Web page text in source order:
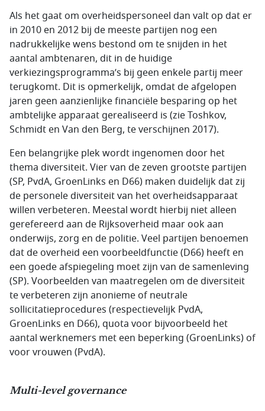
Als het gaat om overheidspersoneel dan valt op dat er
in 2010 en 2012 bij de meeste partijen nog een
nadrukkelijke wens bestond om te snijden in het
aantal ambtenaren, dit in de huidige
verkiezingsprogramma’s bij geen enkele partij meer
terugkomt. Dit is opmerkelijk, omdat de afgelopen
jaren geen aanzienlijke financiële besparing op het
ambtelijke apparaat gerealiseerd is (zie Toshkov,
Schmidt en Van den Berg, te verschijnen 2017).
Een belangrijke plek wordt ingenomen door het
thema diversiteit. Vier van de zeven grootste partijen
(SP, PvdA, GroenLinks en D66) maken duidelijk dat zij
de personele diversiteit van het overheidsapparaat
willen verbeteren. Meestal wordt hierbij niet alleen
gerefereerd aan de Rijksoverheid maar ook aan
onderwijs, zorg en de politie. Veel partijen benoemen
dat de overheid een voorbeeldfunctie (D66) heeft en
een goede afspiegeling moet zijn van de samenleving
(SP). Voorbeelden van maatregelen om de diversiteit
te verbeteren zijn anonieme of neutrale
sollicitatieprocedures (respectievelijk PvdA,
GroenLinks en D66), quota voor bijvoorbeeld het
aantal werknemers met een beperking (GroenLinks) of
voor vrouwen (PvdA).
Multi-level governance